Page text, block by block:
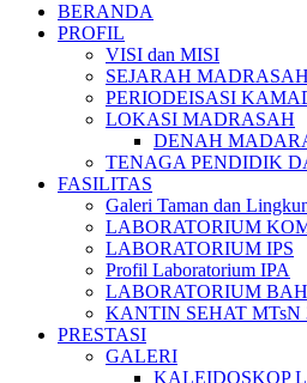
BERANDA
PROFIL
VISI dan MISI
SEJARAH MADRASAH
PERIODEISASI
LOKASI MADRASAH
DENAH
TENAGA PENDIDIK
FASILITAS
Galeri Taman dan
LABORATORIUM
LABORATORIUM IPS
Profil Laboratorium IPA
LABORATORIUM
KANTIN SEHAT MTsN
PRESTASI
GALERI
KALEIDOSKOP